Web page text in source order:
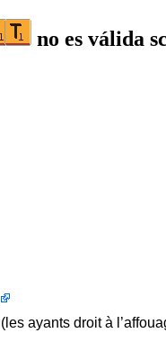
no es válida
ayants droit à